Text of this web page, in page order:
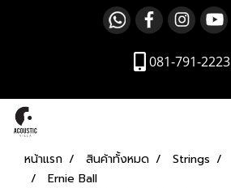
081-791-2223
หน้าแรก สินค้าทั้งหมด Strings
Ernie Ball